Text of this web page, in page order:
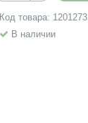
Код товара: 1201273
В наличии